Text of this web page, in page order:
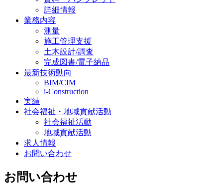
詳細情報
業務内容
測量
施工管理支援
土木設計/調査
完成図書/電子納品
最新技術動向
BIM/CIM
i-Construction
実績
社会福祉・地域貢献活動
社会福祉活動
地域貢献活動
求人情報
お問い合わせ
お問い合わせ